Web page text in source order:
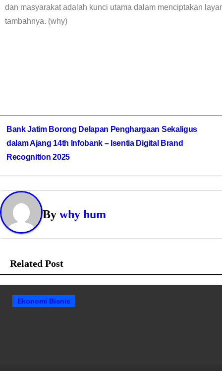
dan masyarakat adalah kunci utama dalam menciptakan
tambahnya. (why)
Bank Jatim Borong Delapan Penghargaan Sekaligus
dalam Ajang 14th Infobank – Isentia Digital Brand
Recognition 2025
By why hum
Related Post
Ekonomi Bisnis